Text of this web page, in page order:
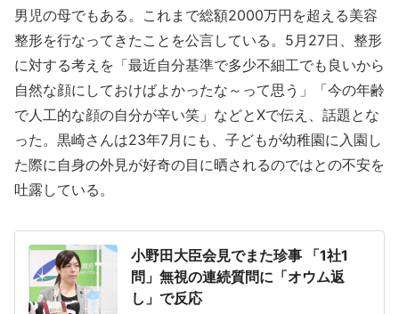
男児の母でもある。これまで総額2000万円を超える美容
整形を行なってきたことを公言している。5月27日、整形
に対する考えを「最近自分基準で多少不細工でも良いから
自然な顔にしておけばよかったな～って思う」「今の年齢
で人工的な顔の自分が辛い笑」などとXで伝え、話題とな
った。黒崎さんは23年7月にも、子どもが幼稚園に入園し
た際に自身の外見が好奇の目に晒されるのではとの不安を
吐露している。
小野田大臣会見でまた珍事 「1社1
問」無視の連続質問に「オウム返
し」で反応